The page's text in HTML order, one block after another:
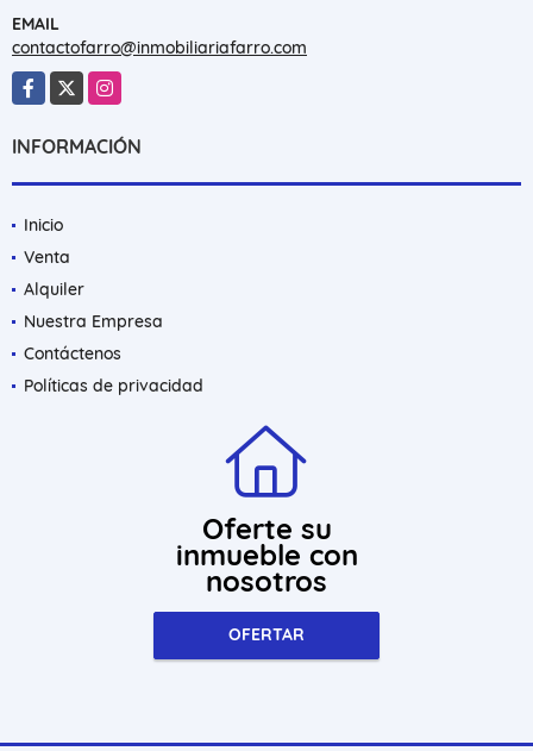
EMAIL
contactofarro@inmobiliariafarro.com
Facebook
X Instagram
INFORMACIÓN
Inicio
Venta
Alquiler
Nuestra Empresa
Contáctenos
Políticas de privacidad
Oferte su
inmueble con
nosotros
OFERTAR